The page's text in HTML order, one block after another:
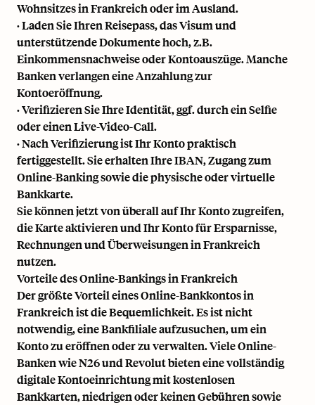
Wohnsitzes in Frankreich oder im Ausland.
· Laden Sie Ihren Reisepass, das Visum und
unterstützende Dokumente hoch, z.B.
Einkommensnachweise oder Kontoauszüge. Manche
Banken verlangen eine Anzahlung zur
Kontoeröffnung.
· Verifizieren Sie Ihre Identität, ggf. durch ein Selfie
oder einen Live-Video-Call.
· Nach Verifizierung ist Ihr Konto praktisch
fertiggestellt. Sie erhalten Ihre IBAN, Zugang zum
Online-Banking sowie die physische oder virtuelle
Bankkarte.
Sie können jetzt von überall auf Ihr Konto zugreifen,
die Karte aktivieren und Ihr Konto für Ersparnisse,
Rechnungen und Überweisungen in Frankreich
nutzen.
Vorteile des Online-Bankings in Frankreich
Der größte Vorteil eines Online-Bankkontos in
Frankreich ist die Bequemlichkeit. Es ist nicht
notwendig, eine Bankfiliale aufzusuchen, um ein
Konto zu eröffnen oder zu verwalten. Viele Online-
Banken wie N26 und Revolut bieten eine vollständig
digitale Kontoeinrichtung mit kostenlosen
Bankkarten, niedrigen oder keinen Gebühren sowie